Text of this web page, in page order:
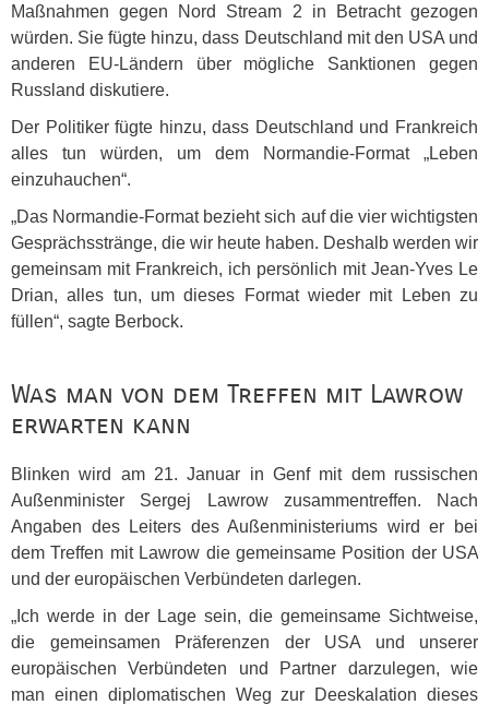
Maßnahmen gegen Nord Stream 2 in Betracht gezogen
würden. Sie fügte hinzu, dass Deutschland mit den USAund
anderen EU-Ländern über mögliche Sanktionen gegen
Russland diskutiere.
Der Politiker fügte hinzu, dass Deutschland und Frankreich
alles tun würden, um dem Normandie-Format „Leben
einzuhauchen“.
„Das Normandie-Format bezieht sich auf die vier wichtigsten
Gesprächsstränge, die wir heute haben. Deshalb werden wir
gemeinsam mit Frankreich, ich persönlich mit Jean-Yves Le
Drian, alles tun, um dieses Format wieder mit Leben zu
füllen“, sagte Berbock.
Was man von dem Treffen mit Lawrow
erwarten kann
Blinken wird am 21. Januar in Genf mit dem russischen
Außenminister Sergej Lawrow zusammentreffen. Nach
Angaben des Leiters des Außenministeriums wird er bei
dem Treffen mit Lawrow die gemeinsame Position der USA
und der europäischen Verbündeten darlegen.
„Ich werde in der Lage sein, die gemeinsame Sichtweise,
die gemeinsamen Präferenzen der USA und unserer
europäischen Verbündeten und Partner darzulegen, wie
man einen diplomatischen Weg zur Deeskalation dieses